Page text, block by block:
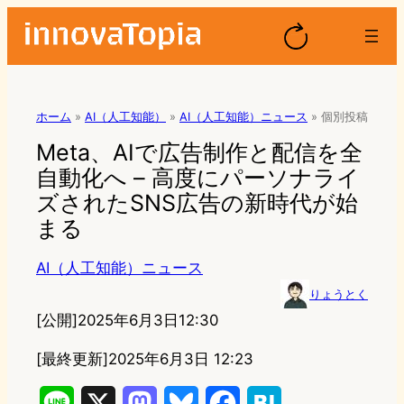
ホーム » AI（人工知能） » AI（人工知能）ニュース » 個別投稿
Meta、AIで広告制作と配信を全
自動化へ – 高度にパーソナライ
ズされたSNS広告の新時代が始
まる
AI（人工知能）ニュース
りょうとく
[公開]2025年6月3日12:30
[最終更新]2025年6月3日 12:23